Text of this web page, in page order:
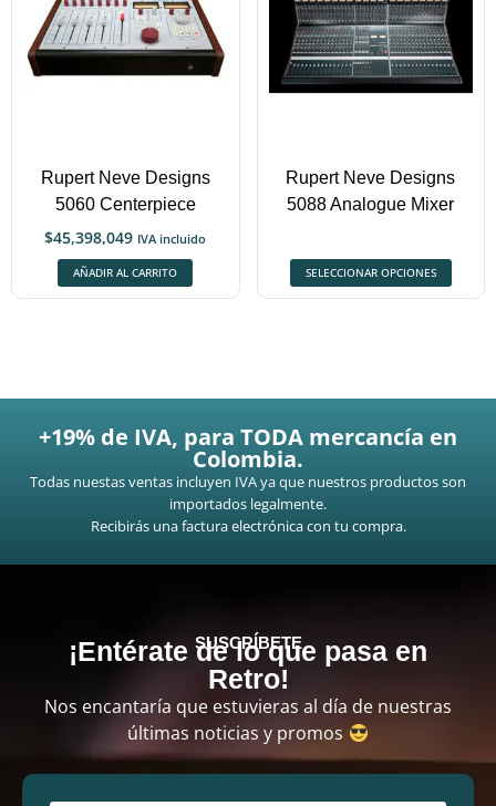
Rupert Neve Designs
5060 Centerpiece
$45,398,049 IVA incluido
AÑADIR AL CARRITO
Rupert Neve Designs
5088 Analogue Mixer
SELECCIONAR OPCIONES
+19% de IVA, para TODA mercancía en
Colombia.
Todas nuestas ventas incluyen IVA ya que nuestros productos son
importados legalmente.
Recibirás una factura electrónica con tu compra.
SUSCRÍBETE
¡Entérate de lo que pasa en
Retro!
Nos encantaría que estuvieras al día de nuestras
últimas noticias y promos